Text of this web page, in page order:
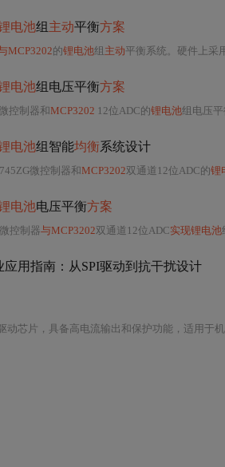
电池组 主动平衡方案
MCP3202的锂电池组 主动平衡系统。硬件上采
电池组电压平衡方案
控制器和MCP3202 12位ADC的锂电池组电压平衡系
电池组智能均衡系统设计
微控制器和MCP3202双通道12位ADC的锂
电池电压平衡方案
控制器与MCP3202双通道12位ADC实现锂电池
应用指南：从SPI驱动到抗干扰设计